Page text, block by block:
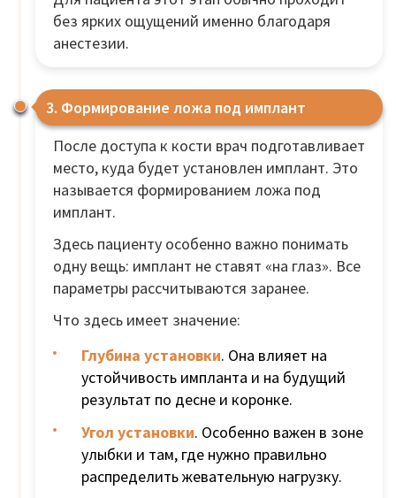
без ярких ощущений именно благодаря
анестезии.
3. Формирование ложа под имплант
После доступа к кости врач подготавливает
место, куда будет установлен имплант. Это
называется формированием ложа под
имплант.
Здесь пациенту особенно важно понимать
одну вещь: имплант не ставят «на глаз». Все
параметры рассчитываются заранее.
Что здесь имеет значение:
Глубина установки. Она влияет на
устойчивость импланта и на будущий
результат по десне и коронке.
Угол установки. Особенно важен в зоне
улыбки и там, где нужно правильно
распределить жевательную нагрузку.